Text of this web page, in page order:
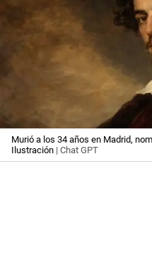
Murió a los 34 años en Madrid,
Ilustración | Chat GPT